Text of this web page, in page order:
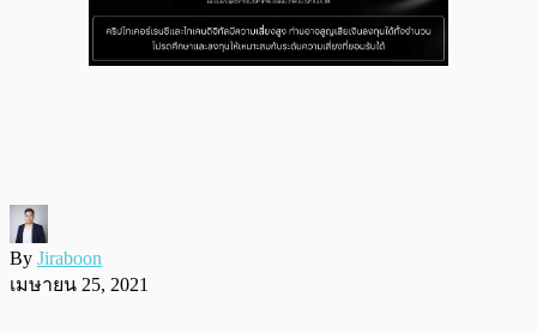
By Jiraboon
เมษายน 25, 2021